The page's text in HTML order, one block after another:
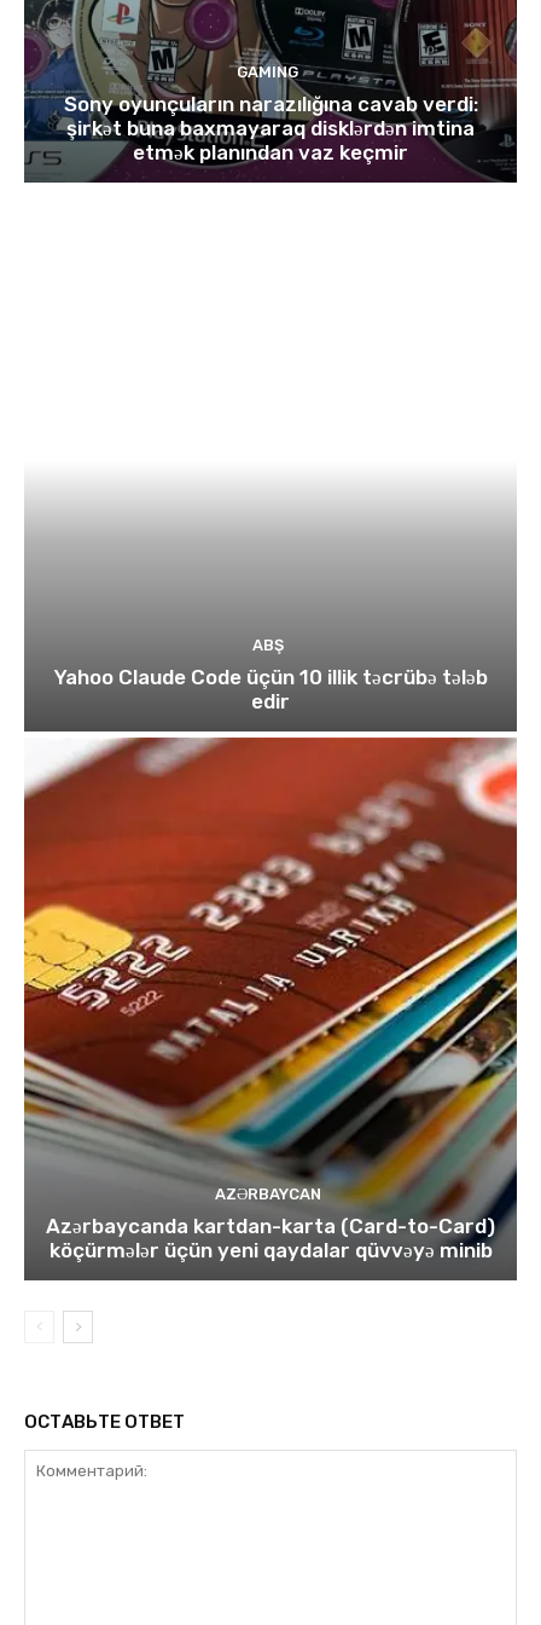
GAMING
Sony oyunçuların narazılığına cavab verdi:
şirkət buna baxmayaraq disklərdən imtina
etmək planından vaz keçmir
ABŞ
Yahoo Claude Code üçün 10 illik təcrübə tələb
edir
AZƏRBAYCAN
Azərbaycanda kartdan-karta (Card-to-Card)
köçürmələr üçün yeni qaydalar qüvvəyə minib
ОСТАВЬТЕ ОТВЕТ